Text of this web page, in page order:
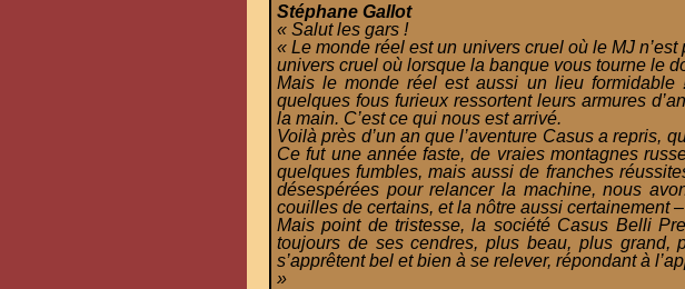
Stéphane Gallot
« Salut les gars !
« Le monde réel est un univers cruel où le MJ
univers cruel où lorsque la banque vous tourne le
Mais le monde réel est aussi un lieu
quelques fous furieux ressortent leurs armures
la main. C’est ce qui nous est arrivé.
Voilà près d’un an que l’aventure Casus a repris,
Ce fut une année faste, de vraies montagnes
quelques fumbles, mais aussi de franches
désespérées pour relancer la machine, nous
couilles de certains, et la nôtre aussi certainement
Mais point de tristesse, la société Casus Belli
toujours de ses cendres, plus beau, plus grand,
s’apprêtent bel et bien à se relever, répondant à
»